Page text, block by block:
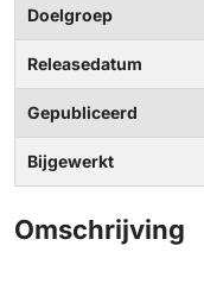
Doelgroep
Releasedatum
Gepubliceerd
Bijgewerkt
Omschrijving